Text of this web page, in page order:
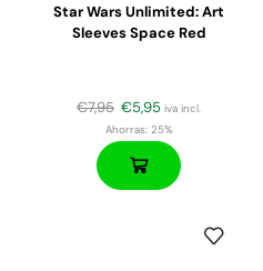
Star Wars Unlimited: Art
Sleeves Space Red
€7,95 €5,95 iva incl.
Ahorras:25%